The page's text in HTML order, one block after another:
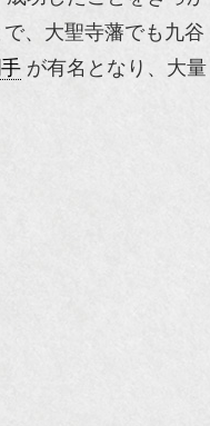
、大聖寺藩でも九谷
が有名となり、大量